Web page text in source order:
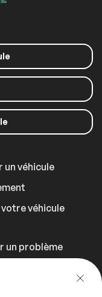
un véhicule
véhicule
un problème